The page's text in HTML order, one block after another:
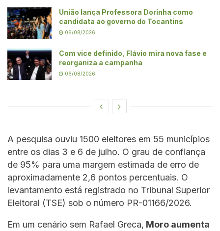
União lança Professora Dorinha como
candidata ao governo do Tocantins
06/08/2026
Com vice definido, Flávio mira nova fase e
reorganiza a campanha
06/08/2026
A pesquisa ouviu 1500 eleitores em 55 municípios
entre os dias 3 e 6 de julho. O grau de confiança
de 95% para uma margem estimada de erro de
aproximadamente 2,6 pontos percentuais. O
levantamento está registrado no Tribunal Superior
Eleitoral (TSE) sob o número PR-01166/2026.
Em um cenário sem Rafael Greca, Moro aumenta